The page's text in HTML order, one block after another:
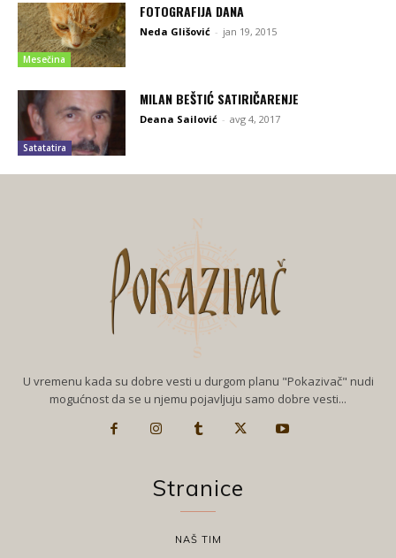
Mesečina
FOTOGRAFIJA DANA
Neda Glišović - jan 19, 2015
Satatatira
MILAN BEŠTIĆ SATIRIČARENJE
Deana Sailović - avg 4, 2017
U vremenu kada su dobre vesti u durgom planu "Pokazivač" nudi
mogućnost da se u njemu pojavljuju samo dobre vesti...
Stranice
NAŠ TIM